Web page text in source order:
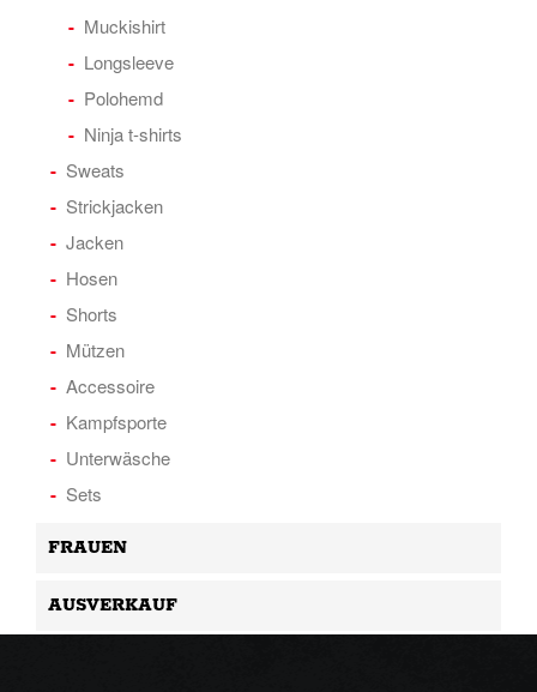
Muckishirt
Longsleeve
Polohemd
Ninja t-shirts
Sweats
Strickjacken
Jacken
Hosen
Shorts
Mützen
Accessoire
Kampfsporte
Unterwäsche
Sets
FRAUEN
AUSVERKAUF